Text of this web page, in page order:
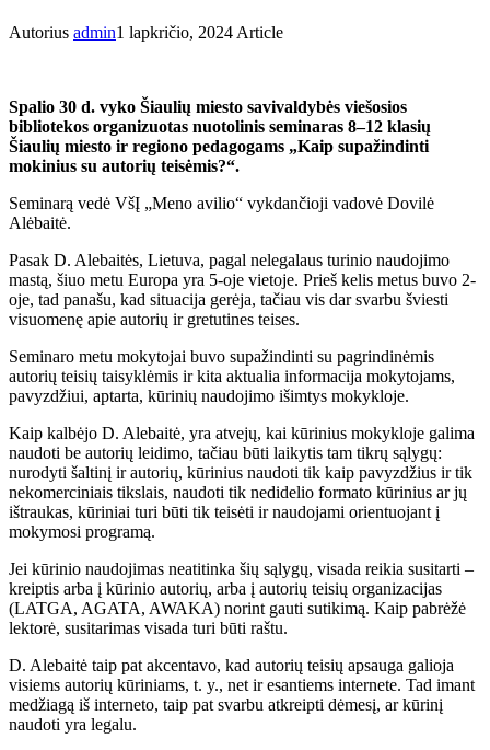
Autorius admin1 lapkričio, 2024 Article
Spalio 30 d. vyko Šiaulių miesto savivaldybės viešosios
bibliotekos organizuotas nuotolinis seminaras 8–12 klasių
Šiaulių miesto ir regiono pedagogams „Kaip supažindinti
mokinius su autorių teisėmis?“.
Seminarą vedė VšĮ „Meno avilio“ vykdančioji vadovė Dovilė
Alėbaitė.
Pasak D. Alebaitės, Lietuva, pagal nelegalaus turinio naudojimo
mastą, šiuo metu Europa yra 5-oje vietoje. Prieš kelis metus buvo 2-
oje, tad panašu, kad situacija gerėja, tačiau vis dar svarbu šviesti
visuomenę apie autorių ir gretutines teises.
Seminaro metu mokytojai buvo supažindinti su pagrindinėmis
autorių teisių taisyklėmis ir kita aktualia informacija mokytojams,
pavyzdžiui, aptarta, kūrinių naudojimo išimtys mokykloje.
Kaip kalbėjo D. Alebaitė, yra atvejų, kai kūrinius mokykloje galima
naudoti be autorių leidimo, tačiau būti laikytis tam tikrų sąlygų:
nurodyti šaltinį ir autorių, kūrinius naudoti tik kaip pavyzdžius ir tik
nekomerciniais tikslais, naudoti tik nedidelio formato kūrinius ar jų
ištraukas, kūriniai turi būti tik teisėti ir naudojami orientuojant į
mokymosi programą.
Jei kūrinio naudojimas neatitinka šių sąlygų, visada reikia susitarti –
kreiptis arba į kūrinio autorių, arba į autorių teisių organizacijas
(LATGA, AGATA, AWAKA) norint gauti sutikimą. Kaip pabrėžė
lektorė, susitarimas visada turi būti raštu.
D. Alebaitė taip pat akcentavo, kad autorių teisių apsauga galioja
visiems autorių kūriniams, t. y., net ir esantiems internete. Tad imant
medžiagą iš interneto, taip pat svarbu atkreipti dėmesį, ar kūrinį
naudoti yra legalu.